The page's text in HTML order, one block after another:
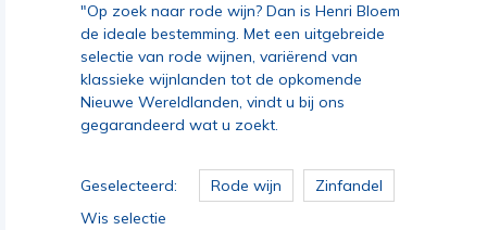
"Op zoek naar rode wijn? Dan is Henri Bloem
de ideale bestemming. Met een uitgebreide
selectie van rode wijnen, variërend van
klassieke wijnlanden tot de opkomende
Nieuwe Wereldlanden, vindt u bij ons
gegarandeerd wat u zoekt.
Geselecteerd: Rode wijn
Zinfandel
Wis selectie